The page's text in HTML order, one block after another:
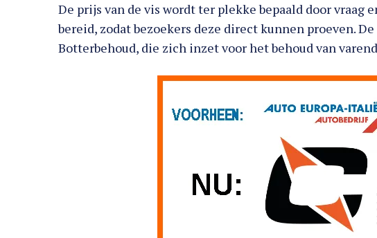
De prijs van de vis wordt ter plekke bepaald door vraag
bereid, zodat bezoekers deze direct kunnen proeven.
Botterbehoud, die zich inzet voor het behoud van